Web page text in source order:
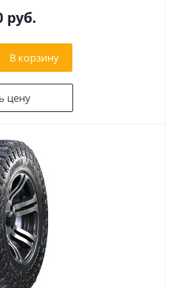
руб.
В корзину
цену